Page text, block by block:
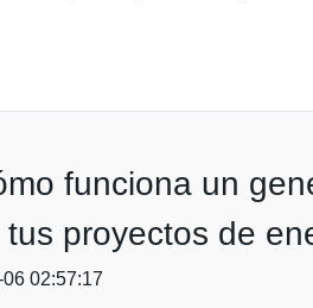
funciona un
proyectos de
02:57:17